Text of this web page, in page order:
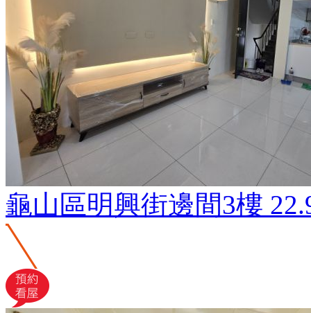
龜山區明興街邊間3樓